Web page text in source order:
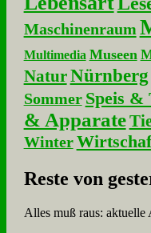
Maschinenraum
Multimedia Museen
NaturNürnberg
Sommer Speis &
& Apparate
Winter
Re­ste von
Alles muß raus: aktuelle